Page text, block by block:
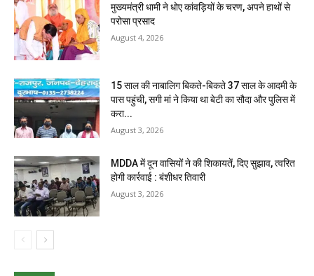
मुख्यमंत्री धामी ने धोए कांवड़ियों के चरण, अपने हाथों से
परोसा प्रसाद
August 4, 2026
15 साल की नाबालिग बिकते-बिकते 37 साल के आदमी के
पास पहुंची, सगी मां ने किया था बेटी का सौदा और पुलिस में
करा...
August 3, 2026
MDDA में दून वासियों ने की शिकायतें, दिए सुझाव, त्वरित
होगी कार्रवाई : बंशीधर तिवारी
August 3, 2026